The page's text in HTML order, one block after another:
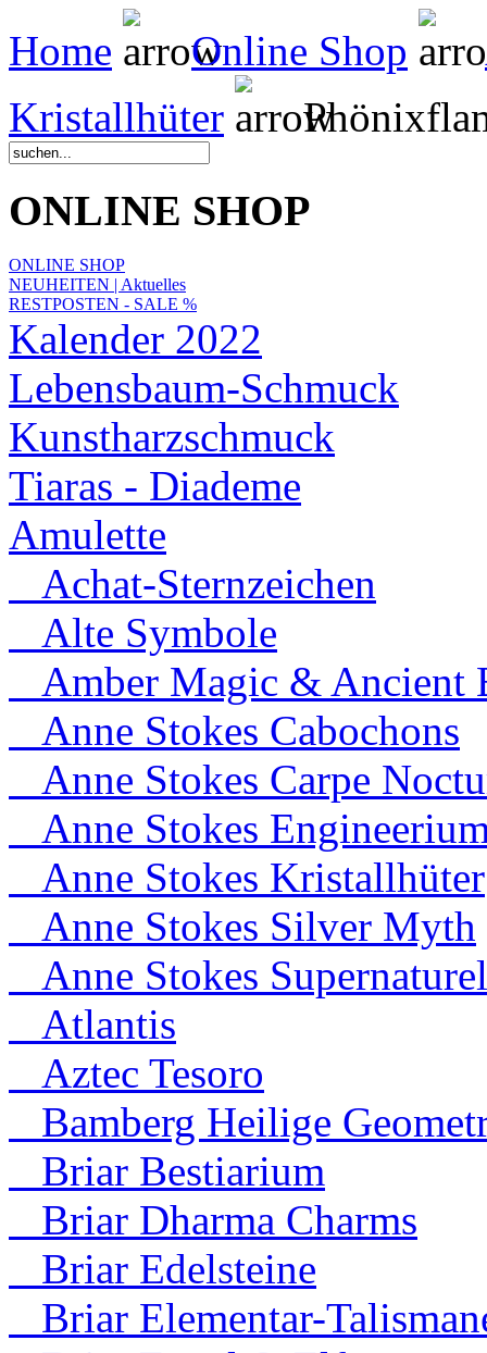
Home Online Shop
Kristallhüter
ONLINE SHOP
ONLINE SHOP
NEUHEITEN | Aktuelles
RESTPOSTEN - SALE %
Kalender 2022
Lebensbaum-Schmuck
Kunstharzschmuck
Tiaras - Diademe
Amulette
Achat-Sternzeichen
Alte Symbole
Amber Magic & Ancient
Anne Stokes Cabochons
Anne Stokes Carpe
Anne Stokes
Anne Stokes Kristallhüter
Anne Stokes Silver Myth
Anne Stokes
Atlantis
Aztec Tesoro
Bamberg Heilige
Briar Bestiarium
Briar Dharma Charms
Briar Edelsteine
Briar Elementar-